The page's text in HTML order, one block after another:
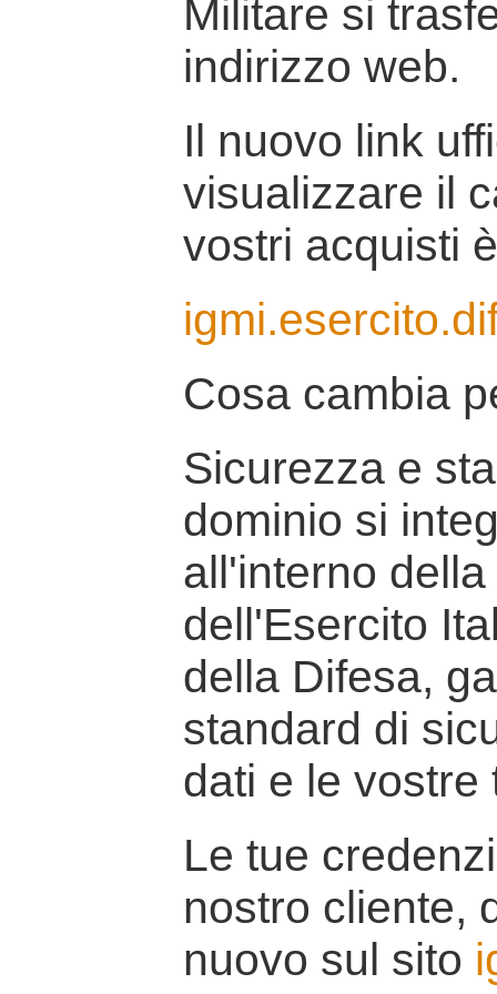
Militare si
indirizzo web.
Il nuovo link
visualizzare il
vostri acquisti
Cosa cambia
Sicurezza e
dominio si
all'interno
dell'Esercito
della Difesa,
standard di
dati e le vostre
Le tue
nostro cliente,
nuovo sul sito